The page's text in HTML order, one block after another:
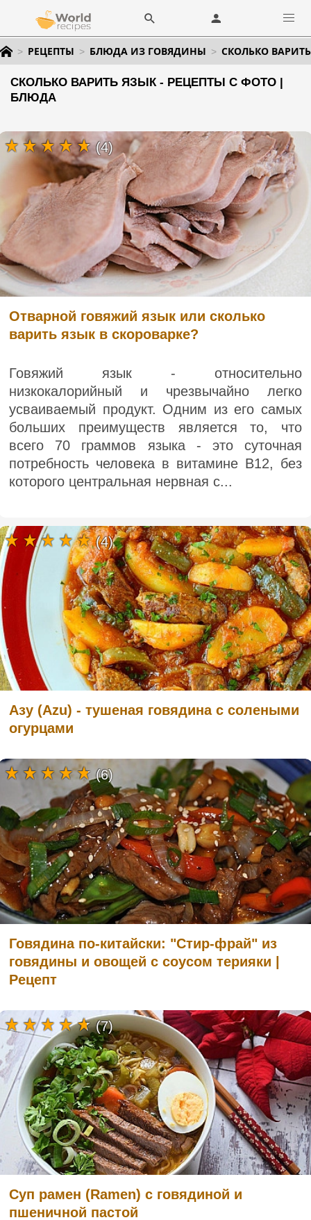
РЕЦЕПТЫ БЛЮДА ИЗ ГОВЯДИНЫ СКОЛЬКО
СКОЛЬКО ВАРИТЬ ЯЗЫК - РЕЦЕПТЫ С ФОТО |
БЛЮДА
Отварной говяжий язык или сколько
варить язык в скороварке?
Говяжий язык - относительно
низкокалорийный и чрезвычайно легко
усваиваемый продукт. Одним из его самых
больших преимуществ является то, что
всего 70 граммов языка - это суточная
потребность человека в витамине B12, без
которого центральная нервная с...
(4)
Азу (Azu) - тушеная говядина с солеными
огурцами
(4)
Говядина по-китайски: "Стир-фрай" из
говядины и овощей с соусом терияки |
Рецепт
(6)
Суп рамен (Ramen) с говядиной и
пшеничной пастой
(7)